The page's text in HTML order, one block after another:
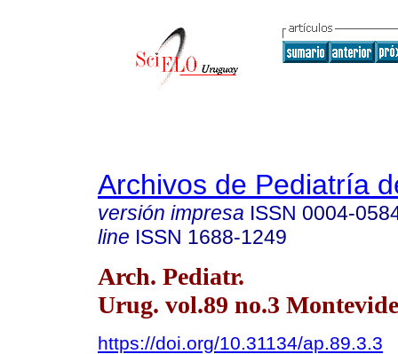
Archivos de Pediatría
versión impresa ISSN 0004-
line ISSN 1688-1249
Arch. Pediatr.
Urug. vol.89 no.3
https://doi.org/10.31134/ap.89.3.3